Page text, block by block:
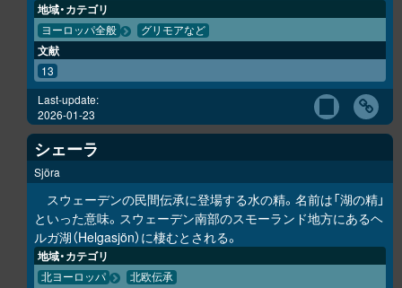
地域・カテゴリ
ヨーロッパ全般 グリモアなど
文献
13
Last-update:
2026-01-23
シェーラ
Sjöra
スウェーデンの民間伝承に登場する水の精。名前は「湖の精」
といった意味。スウェーデン南部のスモーランド地方にあるヘ
ルガ湖（Helgasjön）に棲むとされる。
地域・カテゴリ
北ヨーロッパ 北欧伝承